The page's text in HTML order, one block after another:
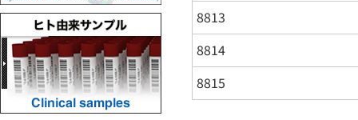
8813
8814
8815